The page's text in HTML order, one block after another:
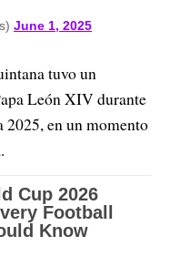
June 1, 2025
tuvo un
León XIVdurante
en un momento